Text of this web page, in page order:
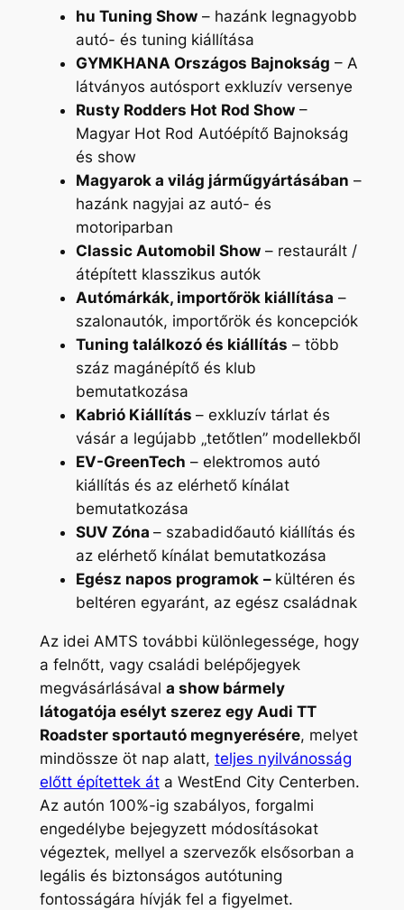
hu Tuning Show– hazánk legnagyobb
autó- és tuning kiállítása
GYMKHANA Országos Bajnokság – A
látványos autósport exkluzív versenye
Rusty Rodders Hot Rod Show–
Magyar Hot Rod Autóépítő Bajnokság
és show
Magyarok a világ járműgyártásában –
hazánk nagyjai az autó- és
motoriparban
Classic Automobil Show– restaurált /
átépített klasszikus autók
Autómárkák, importőrök kiállítása –
szalonautók, importőrök és koncepciók
Tuning találkozó és kiállítás – több
száz magánépítő és klub
bemutatkozása
Kabrió Kiállítás – exkluzív tárlat és
vásár a legújabb „tetőtlen” modellekből
EV-GreenTech – elektromos autó
kiállítás és az elérhető kínálat
bemutatkozása
SUV Zóna – szabadidőautó kiállítás és
az elérhető kínálat bemutatkozása
Egész napos programok – kültéren és
beltéren egyaránt, az egész családnak
Az idei AMTS további különlegessége, hogy
a felnőtt, vagy családi belépőjegyek
megvásárlásával a show bármely
látogatója esélyt szerez egy Audi TT
Roadster sportautó megnyerésére, melyet
mindössze öt nap alatt, teljes nyilvánosság
előtt építettek áta WestEnd City Centerben.
Az autón 100%-ig szabályos, forgalmi
engedélybe bejegyzett módosításokat
végeztek, mellyel a szervezők elsősorban a
legális és biztonságos autótuning
fontosságára hívják fel a figyelmet.